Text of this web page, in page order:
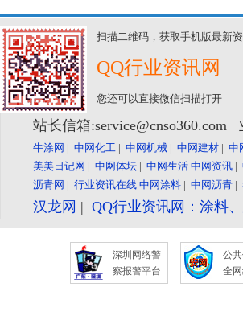
扫描二维码，获取手机版最新
QQ行业资讯网
您还可以直接微信扫描打开
站长信箱
牛涂网 | 中网化工 | 中网机械 | 中网建材 | 中
美美日记网 | 中网体坛 | 中网生活 中网资讯 |
沥青网 | 行业资讯在线 中网涂料 | 中网沥青 |
汉龙网 | QQ行业资讯网：涂料
深圳网络警
察报警平台
公
全